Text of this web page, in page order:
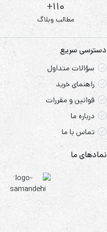
110+
مطالب وبلاگ
دسترسی سریع
سؤالات متداول
راهنمای خرید
قوانین و مقررات
درباره ما
تماس با ما
نمادهای ما